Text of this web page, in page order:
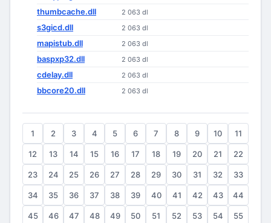
thumbcache.dll 2 063 dl
s3gicd.dll 2 063 dl
mapistub.dll 2 063 dl
baspxp32.dll 2 063 dl
cdelay.dll 2 063 dl
bbcore20.dll 2 063 dl
1 2 3 4 5 6 7 8 9 10 11
12 13 14 15 16 17 18 19 20 21 22
23 24 25 26 27 28 29 30 31 32 33
34 35 36 37 38 39 40 41 42 43 44
45 46 47 48 49 50 51 52 53 54 55